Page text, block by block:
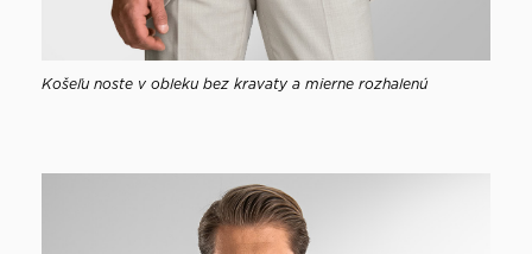
Košeľu noste v obleku bez kravaty a mierne rozhalenú